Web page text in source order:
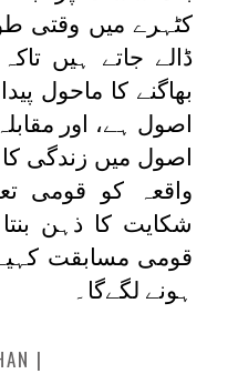
کٹہرے میں وقتی
ڈالے جاتے ہیں
بھاگنے کا ماحول
اصول ہے، اور
اصول میں زندگی
واقعہ کو قومی
شکایت کا ذہن
قومی مسابقت کہیے
ہونے لگےگا۔